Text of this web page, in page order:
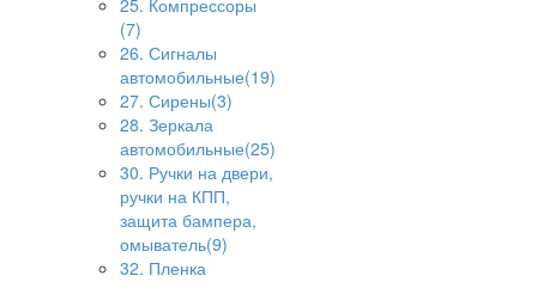
25. Компрессоры
(7)
26. Сигналы
автомобильные(19)
27. Сирены(3)
28. Зеркала
автомобильные(25)
30. Ручки на двери,
ручки на КПП,
защита бампера,
омыватель(9)
32. Пленка